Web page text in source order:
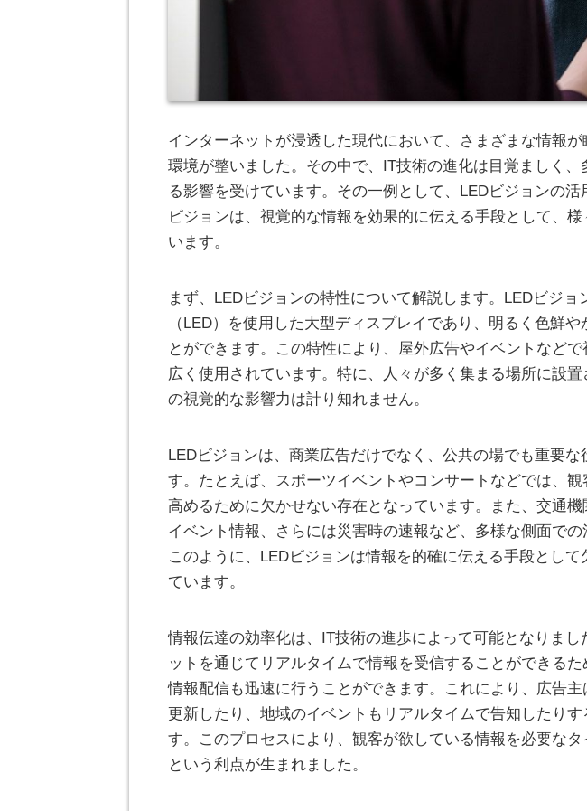
インターネットが浸透した現代において、さまざまな情報
環境が整いました。 その中で、IT技術の進化は目覚ましく、
る影響を受けています。その一例として、LEDビジョンの
ビジョンは、視覚的な情報を効果的に伝える手段として、
います。
まず、LEDビジョンの特性について解説します。LEDビジョ
（LED）を使用した大型ディスプレイであり、明るく色鮮
とができます。この特性により、屋外広告やイベントなど
広く使用されています。特に、人々が多く集まる場所に設
の視覚的な影響力は計り知れません。
LEDビジョンは、商業広告だけでなく、公共の場でも重要な
す。たとえば、スポーツイベントやコンサートなどでは、
高めるために欠かせない存在となっています。また、交通
イベント情報、さらには災害時の速報など、多様な側面での
このように、LEDビジョンは情報を的確に伝える手段として
ています。
情報伝達の効率化は、IT技術の進歩によって可能となりまし
ットを通じてリアルタイムで情報を受信することができる
情報配信も迅速に行うことができます。これにより、広告
更新したり、地域のイベントもリアルタイムで告知したりす
す。このプロセスにより、観客が欲している情報を必要な
という利点が生まれました。